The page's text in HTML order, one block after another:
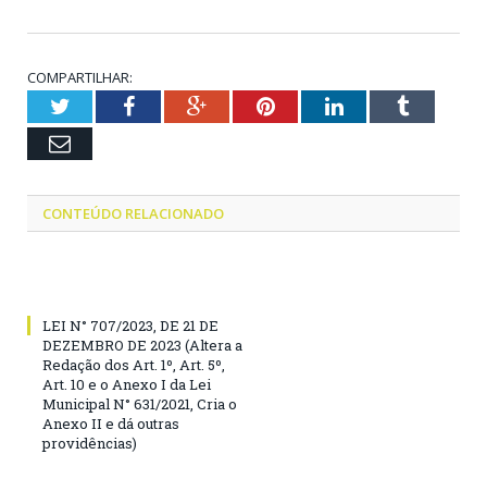
COMPARTILHAR:
TwitterFacebookGoogle+PinterestLinkedInTumblr
Email
CONTEÚDO RELACIONADO
LEI N° 707/2023, DE 21 DE
DEZEMBRO DE 2023 (Altera a
Redação dos Art. 1º, Art. 5º,
Art. 10 e o Anexo I da Lei
Municipal N° 631/2021, Cria o
Anexo II e dá outras
providências)